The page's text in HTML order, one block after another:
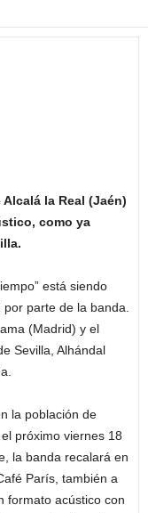
la Real (Jaén)
como ya
está siendo
parte de la banda.
(Madrid) y el
Sevilla, Alhándal
la población de
próximo viernes 18
la banda recalará en
París, también a
formato acústico con